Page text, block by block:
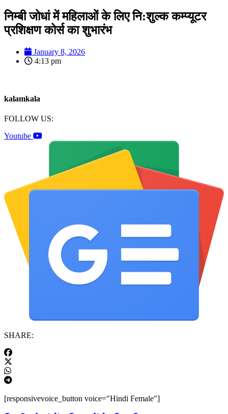
निम्बी जोधां में महिलाओं के लिए नि:शुल्क कम्प्यूटर
प्रशिक्षण कोर्स का शुभारंभ
January 8, 2026
4:13 pm
kalamkala
FOLLOW US:
Youtube
SHARE:
[responsivevoice_button voice="Hindi Female"]